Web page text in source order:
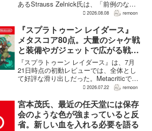
あるStrauss Zelnick氏は、「前例のない
驚異的な水準」に達していると評価し
であるため、最終的...
2026.08.08 remoon
『スプラトゥーン レイダース』
メタスコア80点。大量のシャケ戦
と装備やガジェットで広がる戦い
方が好評。面白さが見えてくるま
で時間がかかるとの指摘も
『スプラトゥーン レイダース』は、7月
21日時点の初動レビューでは、全体とし
て好評な滑り出しだった。Metacriticで
は、Nintendo Switch 2版のメタスコアは
評28件、賛否両論6件、...
2026.07.22 remoon
宮本茂氏、最近の任天堂には保存
会のような色が強まっていると反
省。新しい血を入れる必要を語る